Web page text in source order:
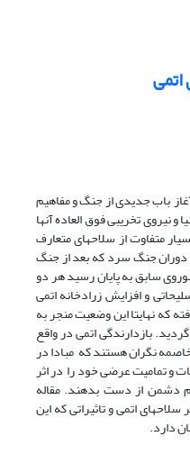
باب جدیدی از جنگ و مفاهیم
و نیروی تخریبی فوق العاده آنها
متفاوت از سلاحهای متعارف
جنگ سرد که بعد از جنگ
سابق به پایان رسید هر دو
و افزایش زرادخانه اتمی
که نهایتا این وضعیت منجر به
بازدارندگی اتمی در واقع
نگران هستند که مبادا در
و تمامیت عرضی خود را در اثر
دشمن از دست بدهند. مقاله
اتمی و تاثیراتی که این
دارد.